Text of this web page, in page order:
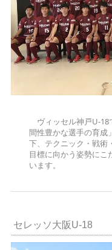
ヴィッセル神戸U-18
間性豊かな選手の育成
下、テクニック・戦術
目標に向かう姿勢にこ
います。
セレッソ大阪U-18